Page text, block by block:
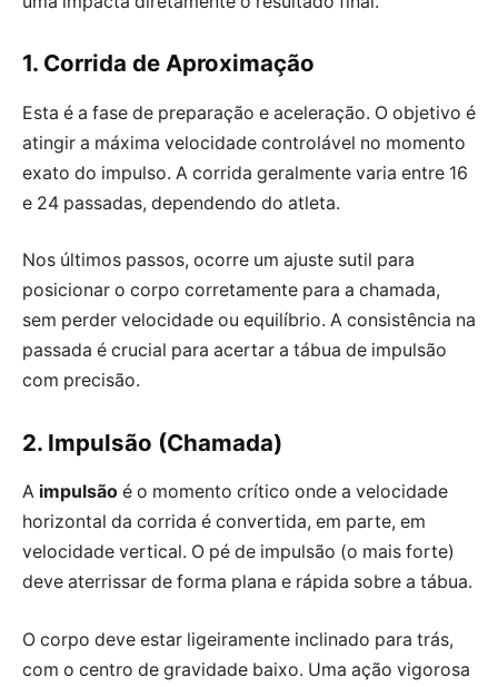
1. Corrida de Aproximação
Esta é a fase de preparação e aceleração. O objetivo é
atingir a máxima velocidade controlável no momento
exato do impulso. A corrida geralmente varia entre 16
e 24 passadas, dependendo do atleta.
Nos últimos passos, ocorre um ajuste sutil para
posicionar o corpo corretamente para a chamada,
sem perder velocidade ou equilíbrio. A consistência na
passada é crucial para acertar a tábua de impulsão
com precisão.
2. Impulsão (Chamada)
A impulsão é o momento crítico onde a velocidade
horizontal da corrida é convertida, em parte, em
velocidade vertical. O pé de impulsão (o mais forte)
deve aterrissar de forma plana e rápida sobre a tábua.
O corpo deve estar ligeiramente inclinado para trás,
com o centro de gravidade baixo. Uma ação vigorosa